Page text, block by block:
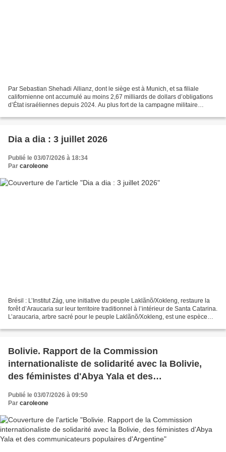
Par Sebastian Shehadi Allianz, dont le siège est à Munich, et sa filiale
californienne ont accumulé au moins 2,67 milliards de dollars d’obligations
d’État israéliennes depuis 2024. Au plus fort de la campagne militaire
Dia a dia : 3 juillet 2026
Publié le 03/07/2026 à 18:34
Par caroleone
Brésil : L’Institut Zág, une initiative du peuple Laklãnõ/Xokleng, restaure la
forêt d’Araucaria sur leur territoire traditionnel à l’intérieur de Santa Catarina.
L’araucaria, arbre sacré pour le peuple Laklãnõ/Xokleng, est une espèce
Bolivie. Rapport de la Commission
internationaliste de solidarité avec la Bolivie,
des féministes d'Abya Yala et des
communicateurs populaires d'Argentine
Publié le 03/07/2026 à 09:50
Par caroleone